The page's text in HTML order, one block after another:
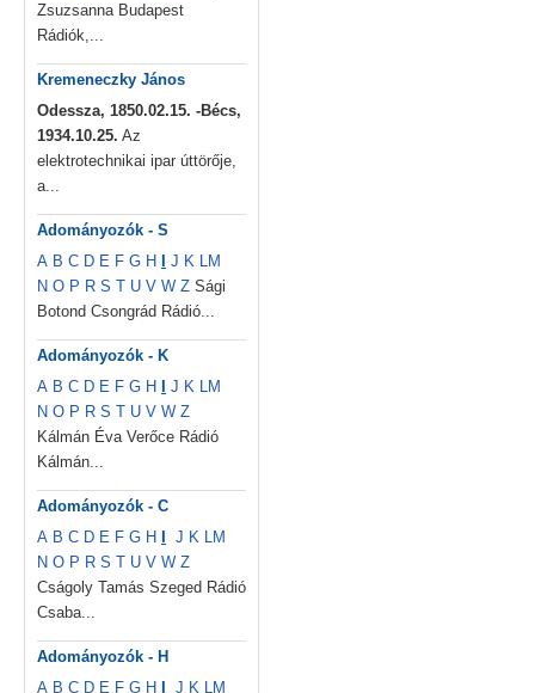
Zsuzsanna Budapest
Rádiók,...
Kremeneczky János
Odessza, 1850.02.15. -Bécs,
1934.10.25. Az
elektrotechnikai ipar úttörője,
a...
Adományozók - S
A B C D E F G H J K LM
N O P R S T U V W Z Sági
Botond Csongrád Rádió...
Adományozók - K
A B C D E F G H J K LM
N O P R S T U V W Z
Kálmán Éva Verőce Rádió
Kálmán...
Adományozók - C
A B C D E F G H J K LM
N O P R S T U V W Z
Cságoly Tamás Szeged Rádió
Csaba...
Adományozók - H
A B C D E F G H J K LM